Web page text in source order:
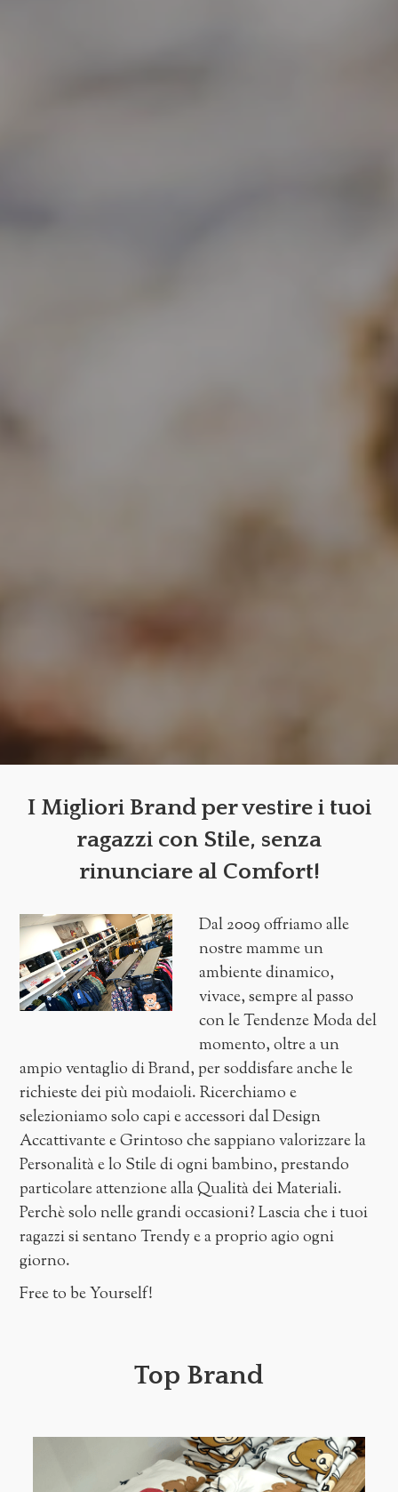
I Migliori Brand per vestire i tuoi
ragazzi con Stile, senza
rinunciare al Comfort!
Dal 2009 offriamo alle
nostre mamme un
ambiente dinamico,
vivace, sempre al passo
con le Tendenze Moda del
momento, oltre a un
ampio ventaglio di Brand, per soddisfare anche le
richieste dei più modaioli. Ricerchiamo e
selezioniamo solo capi e accessori dal Design
Accattivante e Grintoso che sappiano valorizzare la
Personalità e lo Stile di ogni bambino, prestando
particolare attenzione alla Qualità dei Materiali.
Perchè solo nelle grandi occasioni? Lascia che i tuoi
ragazzi si sentano Trendy e a proprio agio ogni
giorno.
Free to be Yourself!
Top Brand